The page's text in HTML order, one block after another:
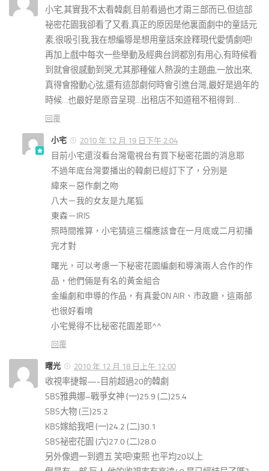
小宅,其實我不太看韓劇,目前看過也才兩三部而已,但這部
祕密花園我卻看了又看,真正的原因是他裏面劇中的童話元
素,很吸引我,我在想編導是想用童話來詮釋現代愛情劇吧!
再加上戲中每次一些舉動及經典台詞都別有用心,有時候看
到就會很感動到哭,尤其那種催人熱淚的主題曲,一放出來,
真得會撥動心弦,還有這部劇何時會引進台灣,最好是過年的
時候…也最好是原音呈現…出租店不知道租不租得到…
回覆
小宅 2010 年 12 月 19 日下午 2:04
目前小宅還沒看台灣電視台有買下秘密花園的消息耶
不過年底台灣要播出的韓劇已經訂下了，分別是
緯來－惡作劇之吻
八大－我的女友是九尾狐
東森－IRIS
照時間推算，小宅猜這三檔應該會在一月底或二月初播
完才對
曙光，可以考慮一下秘密花園編劇和導演兩人合作的作
品，他們倆是有名的黃金組合
金編劇和申導的作品，有真愛ON AIR、市政廳，這兩部
也很好看唷
小宅覺得不比秘密花園差耶^^
回覆
曙光 2010 年 12 月 18 日上午 12:00
收視率捷報—-目前超過20的韓劇
SBS雅典娜–戰爭女神 (一)25.9 (二)25.4
SBS大物 (三)25.2
KBS嫁給我吧 (一)24.2 (二)30.1
SBS祕密花園 (六)27.0 (二)28.0
另外像週一到週五 笑吧!東熙 也平均20以上